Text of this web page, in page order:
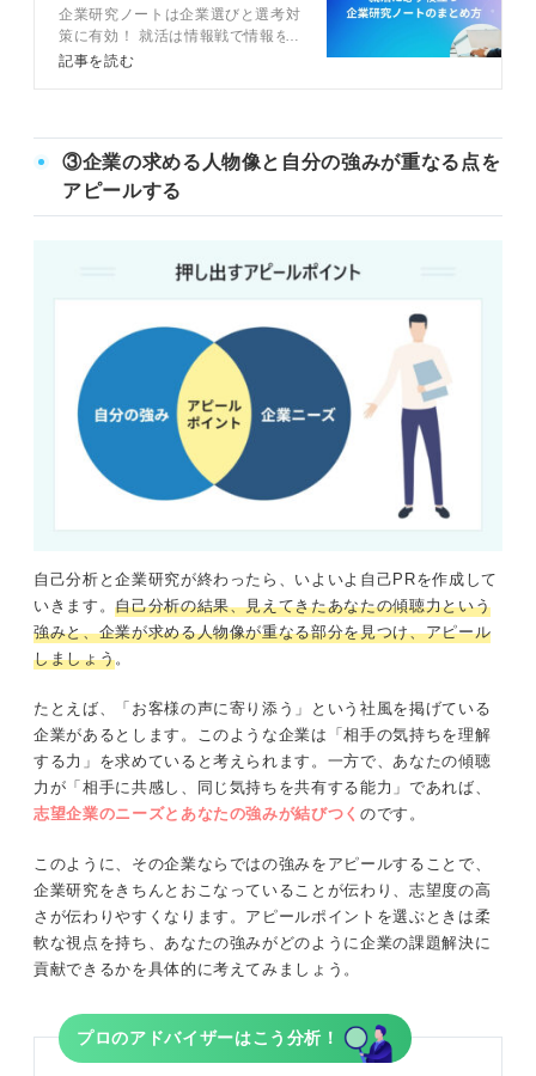
付きで解説！
企業研究ノートは企業選びと選考対
策に有効！ 就活は情報戦で情報を
収集するだけでなく、いかに活かせ
アコンサルタントのアドバイスも交
えて解説しています。企業研究ノー
トで情報を整理し、企業研究を効率
記事を読む
③企業の求める人物像と自分の強みが重なる点を
アピールする
自己分析と企業研究が終わったら、いよいよ自己PRを作成して
いきます。自己分析の結果、見えてきたあなたの傾聴力という
強みと、企業が求める人物像が重なる部分を見つけ、アピール
しましょう。
たとえば、「お客様の声に寄り添う」という社風を掲げている
企業があるとします。このような企業は「相手の気持ちを理解
する力」を求めていると考えられます。一方で、あなたの傾聴
力が「相手に共感し、同じ気持ちを共有する能力」であれば、
志望企業のニーズとあなたの強みが結びつく のです。
このように、その企業ならではの強みをアピールすることで、
企業研究をきちんとおこなっていることが伝わり、志望度の高
さが伝わりやすくなります。アピールポイントを選ぶときは柔
軟な視点を持ち、あなたの強みがどのように企業の課題解決に
貢献できるかを具体的に考えてみましょう。
プロのアドバイザーはこう分析！